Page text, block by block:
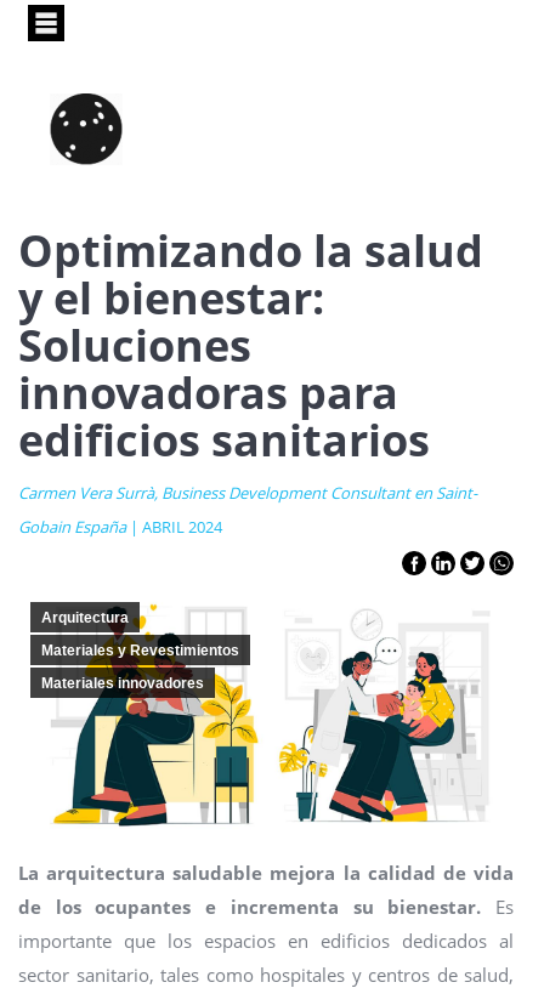
Pasar
principal
Optimizando la salud
y el bienestar:
Soluciones
innovadoras para
edificios sanitarios
Carmen Vera Surrà, Business Development Consultant en Saint-
Gobain España | ABRIL 2024
Arquitectura
Materiales y Revestimientos
Materiales innovadores
La arquitectura saludable mejora la calidad de vida
de los ocupantes e incrementa su bienestar. Es
importante que los espacios en edificios dedicados al
sector sanitario, tales como hospitales y centros de salud,